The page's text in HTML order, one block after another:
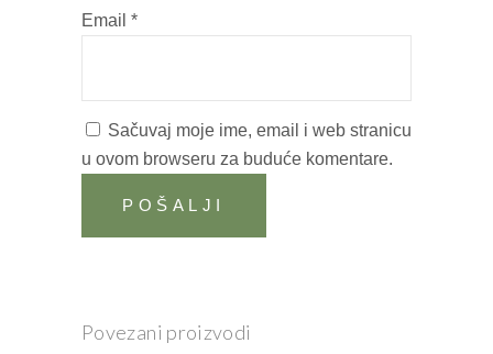
Email *
Sačuvaj moje ime, email i web stranicu
u ovom browseru za buduće komentare.
Povezani proizvodi